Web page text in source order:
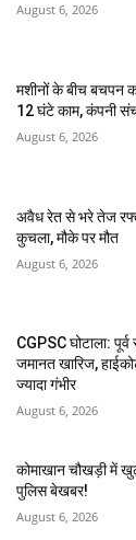
August 6, 2026
मशीनों के बीच बचपन
12 घंटे काम, कंपनी
August 6, 2026
अवैध रेत से भरे तेज
कुचला, मौके पर मौत
August 6, 2026
CGPSC घोटाला:
जमानत खारिज,
ज्यादा गंभीर
August 6, 2026
कोमाखान चौखड़ी में
पुलिस बेखबर!
August 6, 2026